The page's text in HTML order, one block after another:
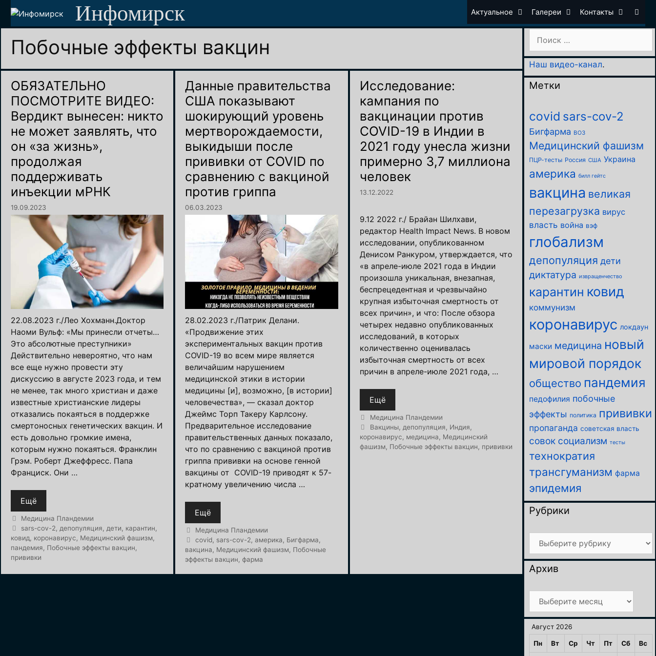
Перейти
содержимому
Инфомирск Актуальное Галереи Контакты
Побочные эффекты вакцин
ОБЯЗАТЕЛЬНО
ПОСМОТРИТЕ ВИДЕО:
Вердикт вынесен: никто
не может заявлять, что
он «за жизнь»,
продолжая
поддерживать
инъекции мРНК
19.09.2023
22.08.2023 г./Лео Хохманн.Доктор
Наоми Вульф: «Мы принесли отчеты…
Это абсолютные преступники»
Действительно невероятно, что нам
все еще нужно провести эту
дискуссию в августе 2023 года, и тем
не менее, так много христиан и даже
известные христианские лидеры
отказались покаяться в поддержке
смертоносных генетических вакцин. И
есть довольно громкие имена,
которым нужно покаяться. Франклин
Грэм. Роберт Джеффресс. Папа
Франциск. Они …
Ещё
Рубрики
Медицина Пландемии
Метки
sars-cov-2, депопуляция, дети, карантин,
ковид, коронавирус, Медицинский фашизм,
пандемия, Побочные эффекты вакцин,
прививки
Данные правительства
США показывают
шокирующий уровень
мертворождаемости,
выкидыши после
прививки от COVID по
сравнению с вакциной
против гриппа
06.03.2023
28.02.2023 г./Патрик Делани.
«Продвижение этих
экспериментальных вакцин против
COVID-19 во всем мире является
величайшим нарушением
медицинской этики в истории
медицины [и], возможно, [в истории]
человечества», — сказал доктор
Джеймс Торп Такеру Карлсону.
Предварительное исследование
правительственных данных показало,
что по сравнению с вакциной против
гриппа прививки на основе генной
вакцины от COVID-19 приводят к 57-
кратному увеличению числа …
Ещё
Рубрики
Медицина Пландемии
Метки
covid, sars-cov-2,америка, Бигфарма,
вакцина, Медицинский фашизм, Побочные
эффекты вакцин,фарма
Исследование:
кампания по
вакцинации против
COVID-19 в Индии в
2021 году унесла жизни
примерно 3,7 миллиона
человек
13.12.2022
9.12 2022 г./ Брайан Шилхави,
редактор Health Impact News. В новом
исследовании, опубликованном
Денисом Ранкуром, утверждается, что
«в апреле-июле 2021 года в Индии
произошла уникальная, внезапная,
беспрецедентная и чрезвычайно
крупная избыточная смертность от
всех причин», и что: После обзора
четырех недавно опубликованных
исследований, в которых
количественно оценивалась
избыточная смертность от всех
причин в апреле-июле 2021 года, …
Ещё
Рубрики
Медицина Пландемии
Метки
Вакцины, депопуляция, Индия,
коронавирус, медицина, Медицинский
фашизм, Побочные эффекты вакцин, прививки
Наш видео-канал.
Метки
covid sars-cov-2
Бигфарма ВОЗ
Медицинский фашизм
ПЦР-тесты Россия США Украина
америка билл гейтс
вакцина великая
перезагрузка вирус
власть война вэф
глобализм
депопуляция дети
диктатура извращенчество
карантин ковид
коммунизм
коронавирус локдаун
маски медицина новый
мировой порядок
общество пандемия
педофилия побочные
эффекты политика прививки
пропаганда советская власть
совок социализм тесты
технократия
трансгуманизм фарма
эпидемия
Рубрики
Рубрики
Архив
Архив
Август 2026
Пн Вт Ср Чт Пт Сб Вс